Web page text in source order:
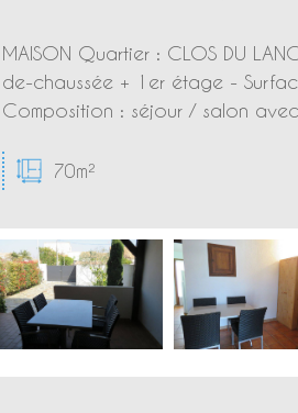
MAISON Quartier : CLOS DU
de-chaussée + 1er étage -
Composition : séjour / salon
70m²